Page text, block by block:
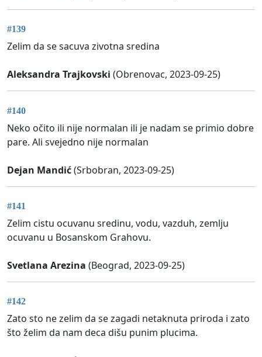
#139
Zelim da se sacuva zivotna sredina
Aleksandra Trajkovski (Obrenovac, 2023-09-25)
#140
Neko očito ili nije normalan ili je nadam se primio dobre
pare. Ali svejedno nije normalan
Dejan Mandić(Srbobran, 2023-09-25)
#141
Zelim cistu ocuvanu sredinu, vodu, vazduh, zemlju
ocuvanu u Bosanskom Grahovu.
Svetlana Arezina (Beograd, 2023-09-25)
#142
Zato sto ne zelim da se zagadi netaknuta priroda i zato
što želim da nam deca dišu punim plucima.